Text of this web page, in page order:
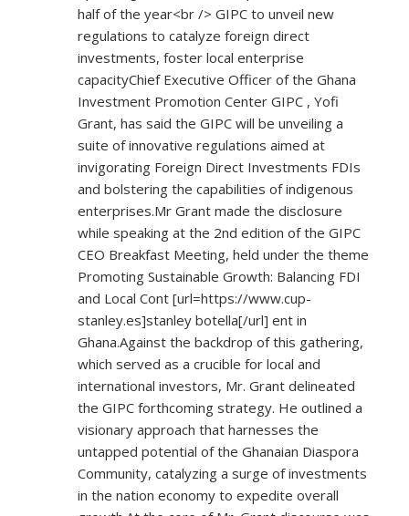
half of the year<br /> GIPC to unveil new
regulations to catalyze foreign direct
investments, foster local enterprise
capacityChief Executive Officer of the Ghana
Investment Promotion Center GIPC , Yofi
Grant, has said the GIPC will be unveiling a
suite of innovative regulations aimed at
invigorating Foreign Direct Investments FDIs
and bolstering the capabilities of indigenous
enterprises.Mr Grant made the disclosure
while speaking at the 2nd edition of the GIPC
CEO Breakfast Meeting, held under the theme
Promoting Sustainable Growth: Balancing FDI
and Local Cont [url=https://www.cup-
stanley.es]stanley botella[/url] ent in
Ghana.Against the backdrop of this gathering,
which served as a crucible for local and
international investors, Mr. Grant delineated
the GIPC forthcoming strategy. He outlined a
visionary approach that harnesses the
untapped potential of the Ghanaian Diaspora
Community, catalyzing a surge of investments
in the nation economy to expedite overall